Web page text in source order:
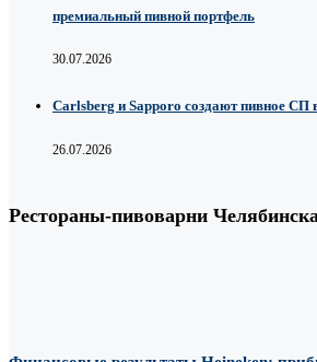
премиальный пивной портфель
30.07.2026
Carlsberg и Sapporo создают пивное
26.07.2026
Рестораны-пивоварни